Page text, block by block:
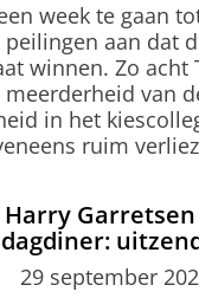
week te gaan
aan dat
winnen. Zo acht
van
in het
ruim
Harry
29 september